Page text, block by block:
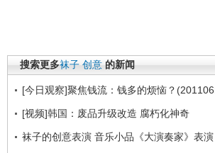
搜索更多袜子 创意 的新闻
[今日观察]聚焦钱流：钱多的烦恼？
[视频]韩国：废品升级改造 腐朽化神奇
袜子的创意表演 音乐小品《大演奏家》表